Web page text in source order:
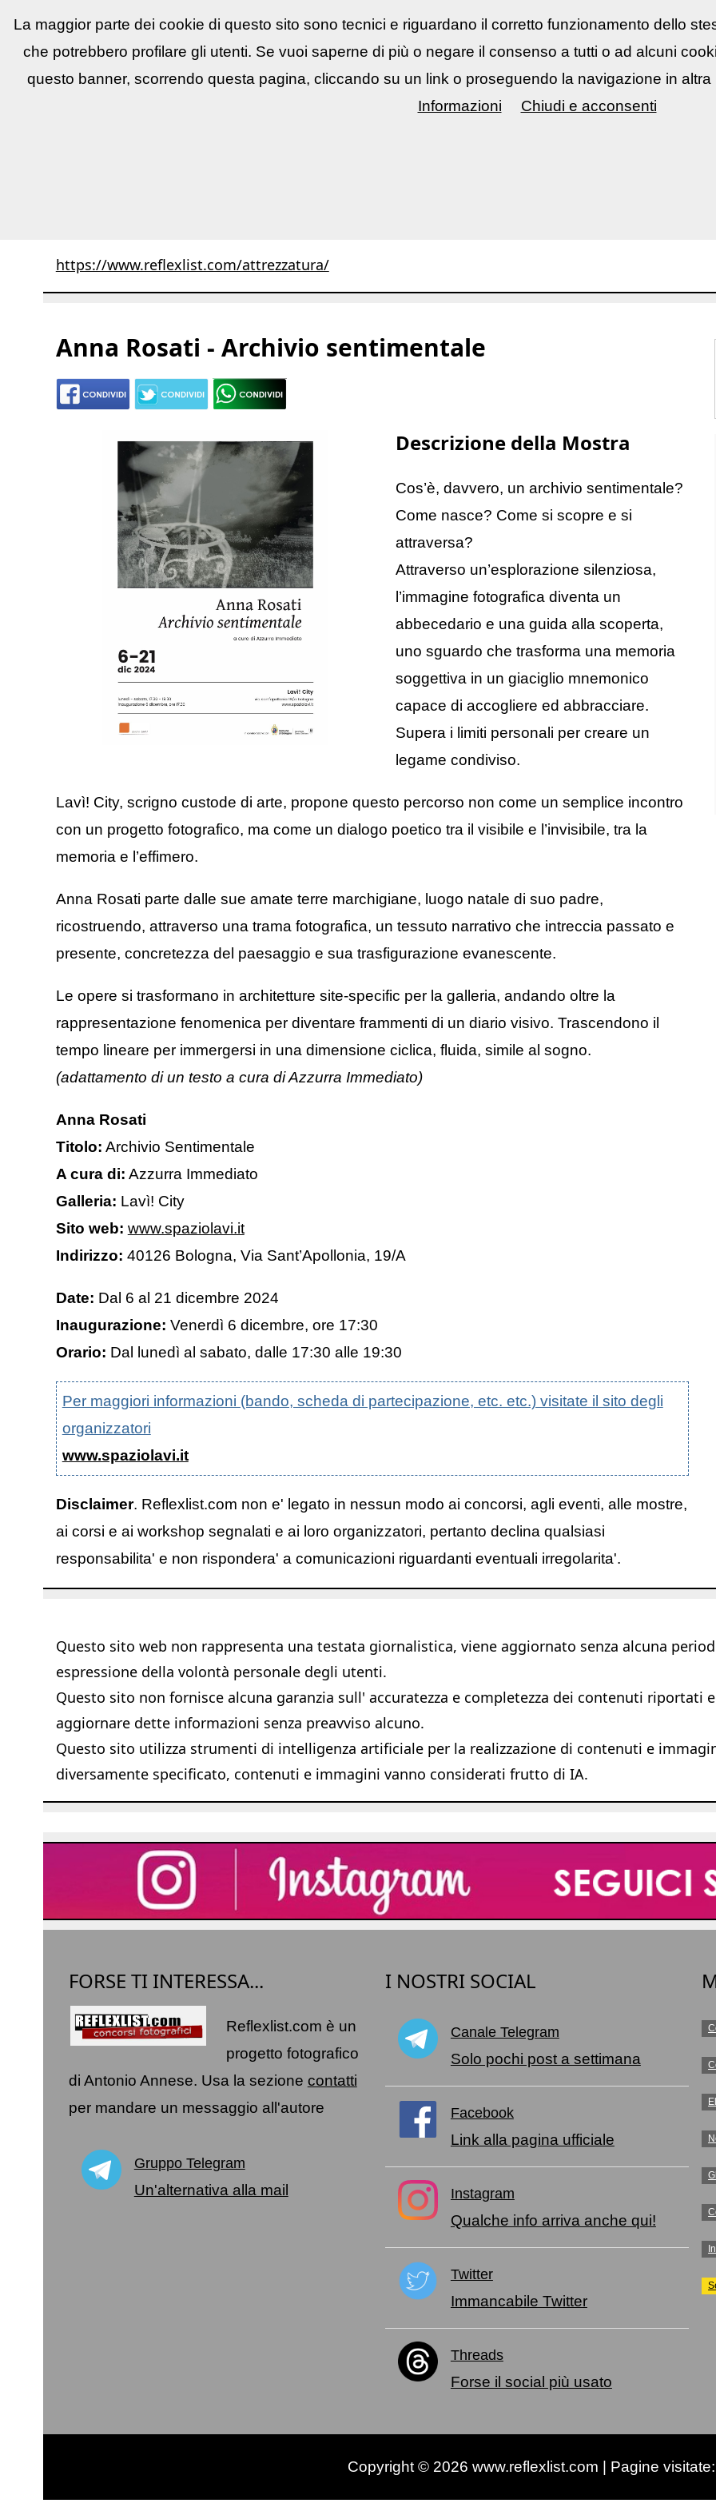
ReflexLIST▼ News e utility ▼ Concorsi fotografici ▼ Mostre Eventi▼
https://www.reflexlist.com/attrezzatura/
Anna Rosati - Archivio sentimentale
Descrizione della Mostra
Cos’è, davvero, un archivio sentimentale?
Come nasce? Come si scopre e si
attraversa?
Attraverso un’esplorazione silenziosa,
l’immagine fotografica diventa un
abbecedario e una guida alla scoperta,
uno sguardo che trasforma una memoria
soggettiva in un giaciglio mnemonico
capace di accogliere ed abbracciare.
Supera i limiti personali per creare un
legame condiviso.
Lavì! City, scrigno custode di arte, propone questo percorso non come un semplice incontro
con un progetto fotografico, ma come un dialogo poetico tra il visibile e l’invisibile, tra la
memoria e l’effimero.
Anna Rosati parte dalle sue amate terre marchigiane, luogo natale di suo padre,
ricostruendo, attraverso una trama fotografica, un tessuto narrativo che intreccia passato e
presente, concretezza del paesaggio e sua trasfigurazione evanescente.
Le opere si trasformano in architetture site-specific per la galleria, andando oltre la
rappresentazione fenomenica per diventare frammenti di un diario visivo. Trascendono il
tempo lineare per immergersi in una dimensione ciclica, fluida, simile al sogno.
(adattamento di un testo a cura di Azzurra Immediato)
Anna Rosati
Titolo: Archivio Sentimentale
A cura di: Azzurra Immediato
Galleria: Lavì! City
Sito web: www.spaziolavi.it
Indirizzo: 40126 Bologna, Via Sant’Apollonia, 19/A
Date: Dal 6 al 21 dicembre 2024
Inaugurazione: Venerdì 6 dicembre, ore 17:30
Orario: Dal lunedì al sabato, dalle 17:30 alle 19:30
Per maggiori informazioni (bando, scheda di partecipazione, etc. etc.) visitate il sito degli
organizzatori
www.spaziolavi.it
Disclaimer. Reflexlist.com non e' legato in nessun modo ai concorsi, agli eventi, alle mostre,
ai corsi e ai workshop segnalati e ai loro organizzatori, pertanto declina qualsiasi
responsabilita' e non rispondera' a comunicazioni riguardanti eventuali irregolarita'.
Questo sito web non rappresenta una testata giornalistica, viene aggiornato senza alcuna
espressione della volontà personale degli utenti.
Questo sito non fornisce alcuna garanzia sull' accuratezza e completezza dei contenuti riportati
aggiornare dette informazioni senza preavviso alcuno.
Questo sito utilizza strumenti di intelligenza artificiale per la realizzazione di contenuti e
diversamente specificato, contenuti e immagini vanno considerati frutto di IA.
FORSE TI INTERESSA...
Reflexlist.com è un
progetto fotografico
di Antonio Annese. Usa la sezione contatti
per mandare un messaggio all'autore
Gruppo Telegram
Un'alternativa alla mail
I NOSTRI SOCIAL
Canale Telegram
Solo pochi post a settimana
Facebook
Link alla pagina ufficiale
Instagram
Qualche info arriva anche qui!
Twitter
Immancabile Twitter
Threads
Forse il social più usato
Copyright © 2026 www.reflexlist.com | Pagine visitate:
La maggior parte dei cookie di questo sito sono tecnici e riguardano il corretto funzionamento dello
che potrebbero profilare gli utenti. Se vuoi saperne di più o negare il consenso a tutti o ad alcuni
questo banner, scorrendo questa pagina, cliccando su un link o proseguendo la navigazione in
Informazioni
Chiudi e acconsenti